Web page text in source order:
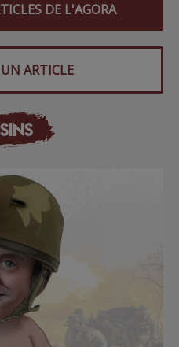
DE L'AGORA
ARTICLE